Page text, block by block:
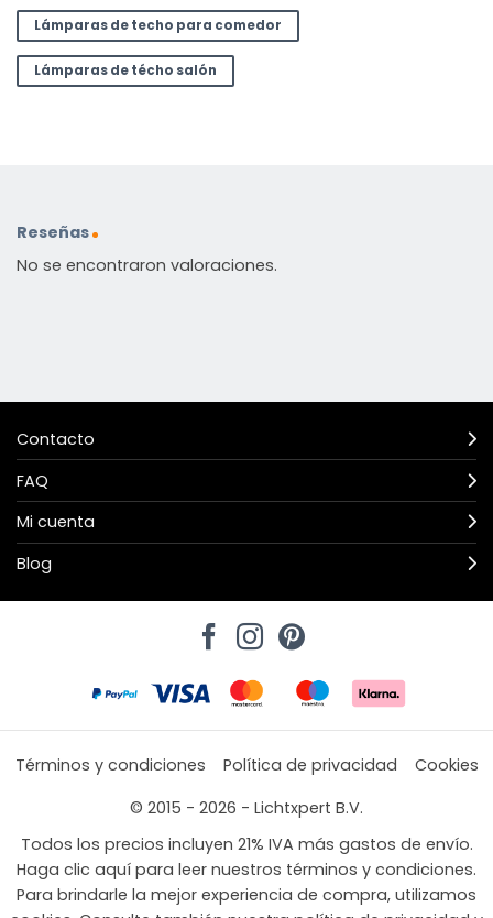
Lámparas de techo para comedor
Lámparas de técho salón
Reseñas
No se encontraron valoraciones.
Contacto
FAQ
Mi cuenta
Blog
Términos y condiciones Política de privacidad
Cookies
© 2015 - 2026 - Lichtxpert B.V.
Todos los precios incluyen 21% IVA más gastos de envío.
Haga clic aquí para leer nuestros términos y condiciones.
Para brindarle la mejor experiencia de compra, utilizamos